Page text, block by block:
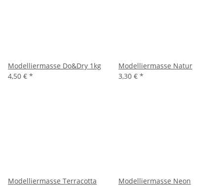
Modelliermasse Do&Dry 1kg
4,50 € *
Modelliermasse Natur
3,30 € *
Modelliermasse Terracotta
Modelliermasse Neon